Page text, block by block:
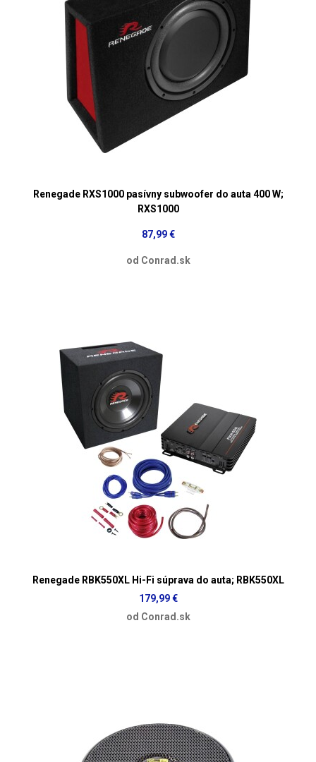
Renegade RXS1000 pasívny subwoofer do auta 400 W;
RXS1000
87,99 €
od Conrad.sk
Renegade RBK550XL Hi-Fi súprava do auta; RBK550XL
179,99 €
od Conrad.sk